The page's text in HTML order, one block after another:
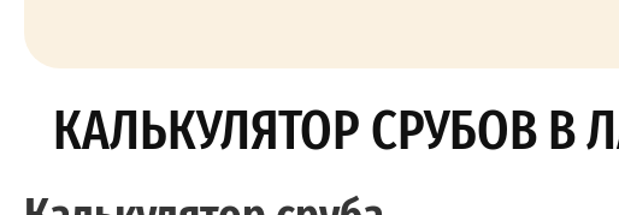
КАЛЬКУЛЯТОР СРУБОВ В